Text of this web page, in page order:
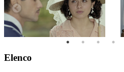
Elenco